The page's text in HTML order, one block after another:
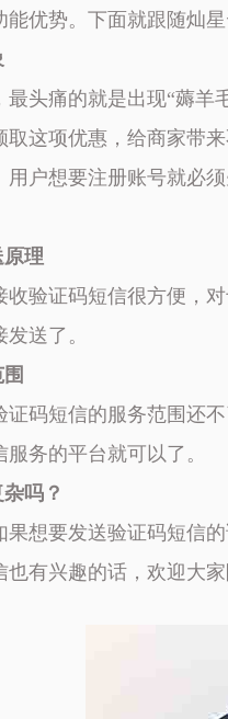
能优势。下面就跟随灿
最头痛的就是出现“薅
取这项优惠，给商家带
用户想要注册账号就必
理
收验证码短信很方便，
送了。
证码短信的服务范围还
务的平台就可以了。
吗？
果想要发送验证码短信
也有兴趣的话，欢迎大